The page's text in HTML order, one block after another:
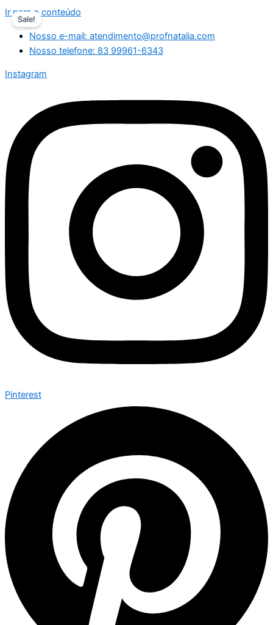
Ir para o conteúdo
Nosso e-mail: atendimento@profnatalia.com
Nosso telefone: 83 99961-6343
Instagram
Pinterest
Sale!